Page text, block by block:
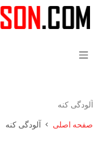
آلودگی کنه
صفحه اصلی آلودگی کنه